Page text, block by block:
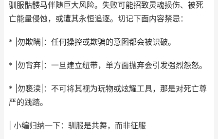
驯服骷髅马伴随巨大风险。失败可能招致灵魂损伤、被死
亡能量侵蚀，或遭其永恒追逐。切记下面内容禁忌：
* |勿欺瞒|：任何操控或欺骗的意图都会被识破。
* |勿背弃|：一旦建立纽带，单方面抛弃会引发强烈怨怒。
* |勿亵渎|：不可将其视为玩物或炫耀工具，那是对死亡尊
严的践踏。
| 小编归纳一下：驯服是共舞，而非征服